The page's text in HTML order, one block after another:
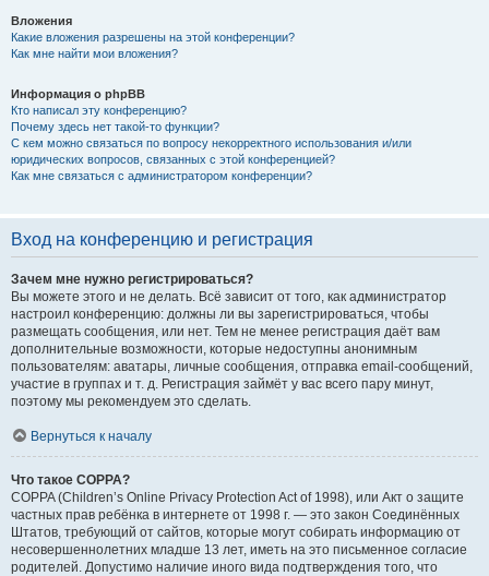
Вложения
Какие вложения разрешены на этой конференции?
Как мне найти мои вложения?
Информация о phpBB
Кто написал эту конференцию?
Почему здесь нет такой-то функции?
С кем можно связаться по вопросу некорректного использования и/или
юридических вопросов, связанных с этой конференцией?
Как мне связаться с администратором конференции?
Вход на конференцию и регистрация
Зачем мне нужно регистрироваться?
Вы можете этого и не делать. Всё зависит от того, как администратор
настроил конференцию: должны ли вы зарегистрироваться, чтобы
размещать сообщения, или нет. Тем не менее регистрация даёт вам
дополнительные возможности, которые недоступны анонимным
пользователям: аватары, личные сообщения, отправка email-сообщений,
участие в группах и т. д. Регистрация займёт у вас всего пару минут,
поэтому мы рекомендуем это сделать.
Вернуться к началу
Что такое COPPA?
COPPA (Children’s Online Privacy Protection Act of 1998), или Акт о защите
частных прав ребёнка в интернете от 1998 г. — это закон Соединённых
Штатов, требующий от сайтов, которые могут собирать информацию от
несовершеннолетних младше 13 лет, иметь на это письменное согласие
родителей. Допустимо наличие иного вида подтверждения того, что